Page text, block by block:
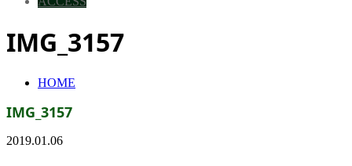
IMG_3157
HOME
IMG_3157
2019.01.06